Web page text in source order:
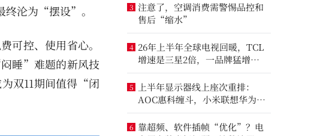
终沦为“摆设”。
可控、使用省心。
睡”难题的新风技
双11期间值得“闭
3 注意了，空调消费需警惕品控和
售后“缩水”
4 26年上半年全球电视回暖，TCL
增速是三星2倍，一品牌猛增
14.8%
5
上半年显示器线上座次重排：
AOC惠科缠斗，小米联想华为进
前八
6 靠超频、软件插帧“优化”？电